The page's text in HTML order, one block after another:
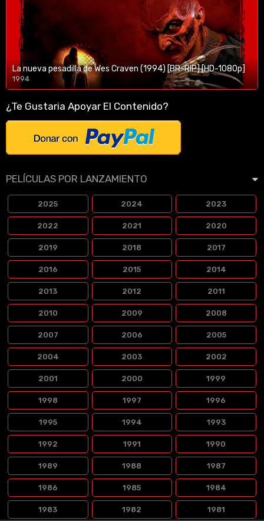
La nueva pesadilla de Wes Craven (1994) [BR-RIP] [HD-1080p]
1994
1080p/720p
¿Te Gustaria Apoyar El Contenido?
PELÍCULAS POR LANZAMIENTO
2025 2024 2023
2022 2021 2020
2019 2018 2017
2016 2015 2014
2013 2012 2011
2010 2009 2008
2007 2006 2005
2004 2003 2002
2001 2000 1999
1998 1997 1996
1995 1994 1993
1992 1991 1990
1989 1988 1987
1986 1985 1984
1983 1982 1981